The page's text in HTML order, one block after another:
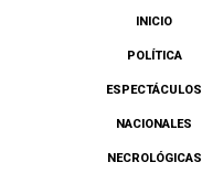
INICIO
POLÍTICA
ESPECTÁCULOS
NACIONALES
NECROLÓGICAS